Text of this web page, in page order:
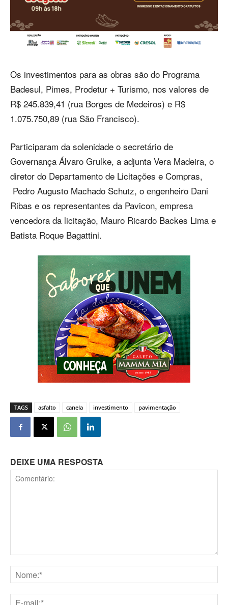
Os investimentos para as obras são do Programa
Badesul, Pimes, Prodetur + Turismo, nos valores de
R$ 245.839,41 (rua Borges de Medeiros) e R$
1.075.750,89 (rua São Francisco).
Participaram da solenidade o secretário de
Governança Álvaro Grulke, a adjunta Vera Madeira, o
diretor do Departamento de Licitações e Compras,
Pedro Augusto Machado Schutz, o engenheiro Dani
Ribas e os representantes da Pavicon, empresa
vencedora da licitação, Mauro Ricardo Backes Lima e
Batista Roque Bagattini.
TAGS asfalto canela investimento pavimentação
DEIXE UMA RESPOSTA